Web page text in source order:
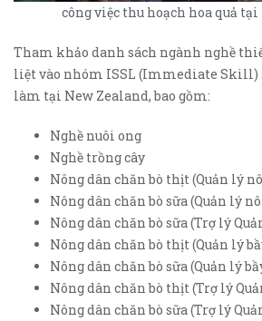
công việc thu hoạch hoa quả
Tham khảo danh sách ngành nghề
liệt vào nhóm ISSL (Immediate Skill)
làm tại New Zealand, bao gồm:
Nghề nuôi ong
Nghề trồng cây
Nông dân chăn bò thịt (Quản lý
Nông dân chăn bò sữa (Quản lý
Nông dân chăn bò sữa (Trợ lý
Nông dân chăn bò thịt (Quản lý
Nông dân chăn bò sữa (Quản lý
Nông dân chăn bò thịt (Trợ lý
Nông dân chăn bò sữa (Trợ lý